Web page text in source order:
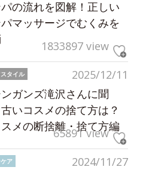
パの流れを図解！正しい
パマッサージでむくみを
1833897 view
2025/12/11
タイル
ガンズ滝沢さんに聞
いコスメの捨て方は？
スメの断捨離・捨て方編
65891 view
2024/11/27
ア